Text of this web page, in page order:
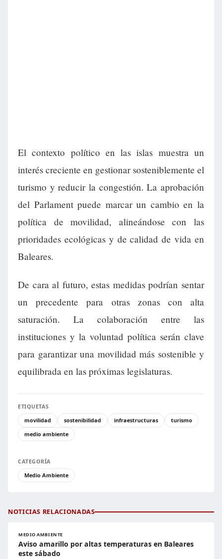
El contexto político en las islas muestra un
interés creciente en gestionar sosteniblemente el
turismo y reducir la congestión. La aprobación
del Parlament puede marcar un cambio en la
política de movilidad, alineándose con las
prioridades ecológicas y de calidad de vida en
Baleares.
De cara al futuro, estas medidas podrían sentar
un precedente para otras zonas con alta
saturación. La colaboración entre las
instituciones y la voluntad política serán clave
para garantizar una movilidad más sostenible y
equilibrada en las próximas legislaturas.
ETIQUETAS
movilidad
sostenibilidad infraestructuras
turismo
medio ambiente
CATEGORÍA
Medio Ambiente
NOTICIAS RELACIONADAS
MEDIO AMBIENTE
Aviso amarillo por altas temperaturas en Baleares
este sábado